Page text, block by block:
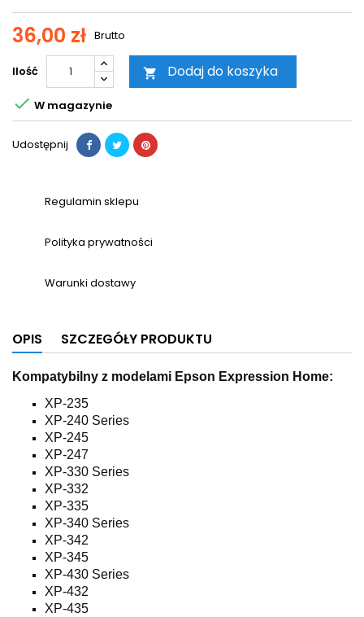
36,00 zł Brutto
Ilość  Dodaj do koszyka
 W magazynie
Udostępnij
Regulamin sklepu
Polityka prywatności
Warunki dostawy
OPIS SZCZEGÓŁY PRODUKTU
Kompatybilny z modelami Epson Expression Home:
XP-235
XP-240 Series
XP-245
XP-247
XP-330 Series
XP-332
XP-335
XP-340 Series
XP-342
XP-345
XP-430 Series
XP-432
XP-435